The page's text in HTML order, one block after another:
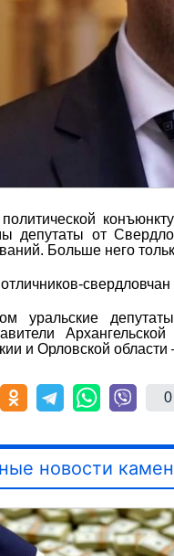
депутаты от
Больше него
уральские
и Орловской
0
новости